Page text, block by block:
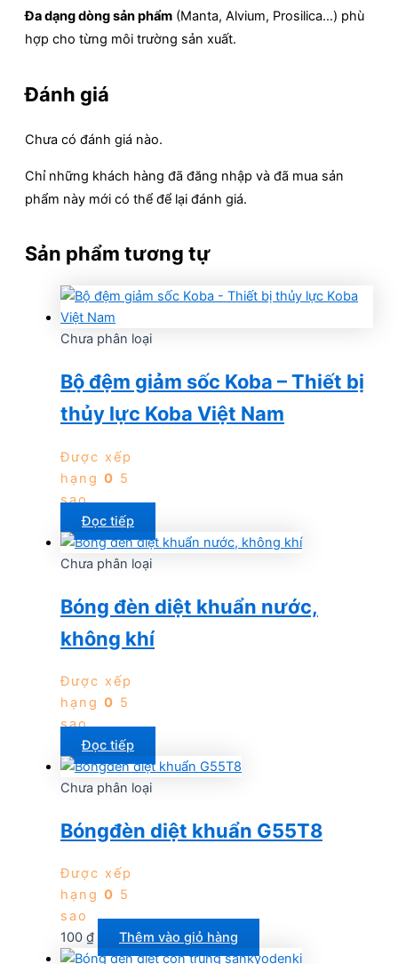
Đa dạng dòng sản phẩm (Manta, Alvium, Prosilica…) phù
hợp cho từng môi trường sản xuất.
Đánh giá
Chưa có đánh giá nào.
Chỉ những khách hàng đã đăng nhập và đã mua sản
phẩm này mới có thể để lại đánh giá.
Sản phẩm tương tự
Chưa phân loại
Bộ đệm giảm sốc Koba – Thiết bị
thủy lực Koba Việt Nam
Được xếp
hạng 0 5
sao
Đọc tiếp
Chưa phân loại
Bóng đèn diệt khuẩn nước,
không khí
Được xếp
hạng 0 5
sao
Đọc tiếp
Chưa phân loại
Bóngđèn diệt khuẩn G55T8
Được xếp
hạng 0 5
sao
100 ₫ Thêm vào giỏ hàng